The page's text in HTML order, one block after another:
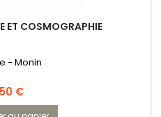
ET COSMOGRAPHIE
- Monin
€